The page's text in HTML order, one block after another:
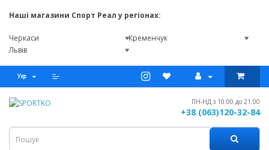
Наші магазини Спорт Реал у регіонах:
Черкаси
Кременчук
Львів
ПН-НД з 10:00 до 21:00
+38 (063)120-32-84